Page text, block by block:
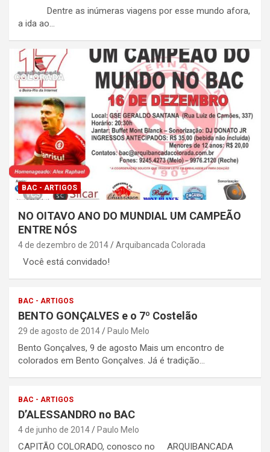
Dentre as inúmeras viagens por esse mundo afora,
a ida ao…
BAC - ARTIGOS
NO OITAVO ANO DO MUNDIAL UM CAMPEÃO
ENTRE NÓS
4 de dezembro de 2014 Arquibancada Colorada
Você está convidado!
BAC - ARTIGOS
BENTO GONÇALVES e o 7º Costelão
29 de agosto de 2014 Paulo Melo
Bento Gonçalves, 9 de agosto Mais um encontro de
colorados em Bento Gonçalves. Já é tradição…
BAC - ARTIGOS
D’ALESSANDRO no BAC
4 de junho de 2014 Paulo Melo
CAPITÃO COLORADO, conosco no ARQUIBANCADA